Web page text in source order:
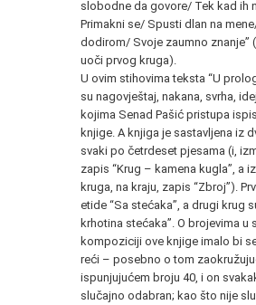
slobodne da govore/ Tek kad ih
Primakni se/ Spusti dlan na
dodirom/ Svoje zaumno znanje”
uoči prvog kruga).
U ovim stihovima teksta “U
su nagovještaj, nakana, svrha,
kojima Senad Pašić pristupa
knjige. A knjiga je sastavljena iz
svaki po četrdeset pjesama (i,
zapis “Krug – kamena kugla”, a
kruga, na kraju, zapis “Zbroj”).
etide “Sa stećaka”, a drugi krug
krhotina stećaka”. O brojevima u
kompoziciji ove knjige imalo bi
reći – posebno o tom
ispunjujućem broju 40, i on
slučajno odabran; kao što nije